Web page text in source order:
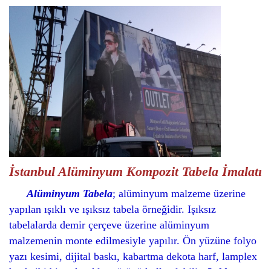
İstanbul Alüminyum Kompozit Tabela İmalatı
Alüminyum Tabela; alüminyum malzeme üzerine
yapılan ışıklı ve ışıksız tabela örneğidir. Işıksız
tabelalarda demir çerçeve üzerine alüminyum
malzemenin monte edilmesiyle yapılır. Ön yüzüne folyo
yazı kesimi, dijital baskı, kabartma dekota harf, lamplex